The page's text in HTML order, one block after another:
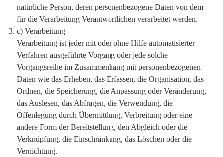
natürliche Person, deren personenbezogene Daten von dem
für die Verarbeitung Verantwortlichen verarbeitet werden.
c) Verarbeitung
Verarbeitung ist jeder mit oder ohne Hilfe automatisierter
Verfahren ausgeführte Vorgang oder jede solche
Vorgangsreihe im Zusammenhang mit personenbezogenen
Daten wie das Erheben, das Erfassen, die Organisation, das
Ordnen, die Speicherung, die Anpassung oder Veränderung,
das Auslesen, das Abfragen, die Verwendung, die
Offenlegung durch Übermittlung, Verbreitung oder eine
andere Form der Bereitstellung, den Abgleich oder die
Verknüpfung, die Einschränkung, das Löschen oder die
Vernichtung.